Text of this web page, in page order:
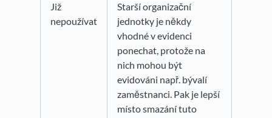
Již
nepoužívat
Starší organizační
jednotky je někdy
vhodné v evidenci
ponechat, protože na
nich mohou být
evidováni např. bývalí
zaměstnanci. Pak je lepší
místo smazání tuto